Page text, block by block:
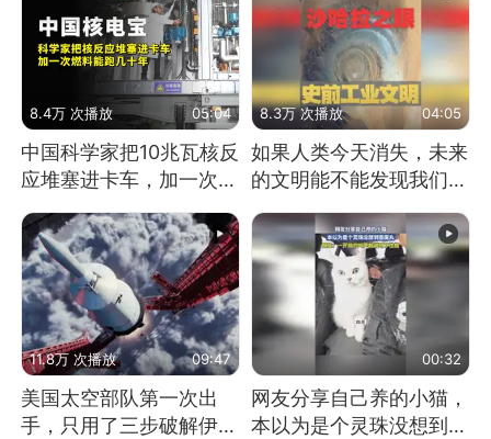
8.4万 次播放 05:04
中国科学家把10兆瓦核反
应堆塞进卡车，加一次燃
料能跑几十年
8.3万 次播放 04:05
如果人类今天消失，未来
的文明能不能发现我们存
在过？
11.8万 次播放 09:47
美国太空部队第一次出
手，只用了三步破解伊朗
00:32
网友分享自己养的小猫，
本以为是个灵珠没想到是